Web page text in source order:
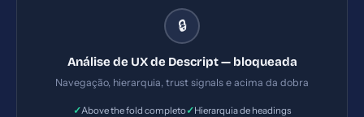
headings presente, com seções bem definidas;
espaço e grid padrão, mas a página inicial tem carga
para entender o valor completo.
🔒
Análise de UX de Descript — bloqueada
Navegação, hierarquia, trust signals e acima da dobra
✓Above the fold completo✓Hierarquia de headings